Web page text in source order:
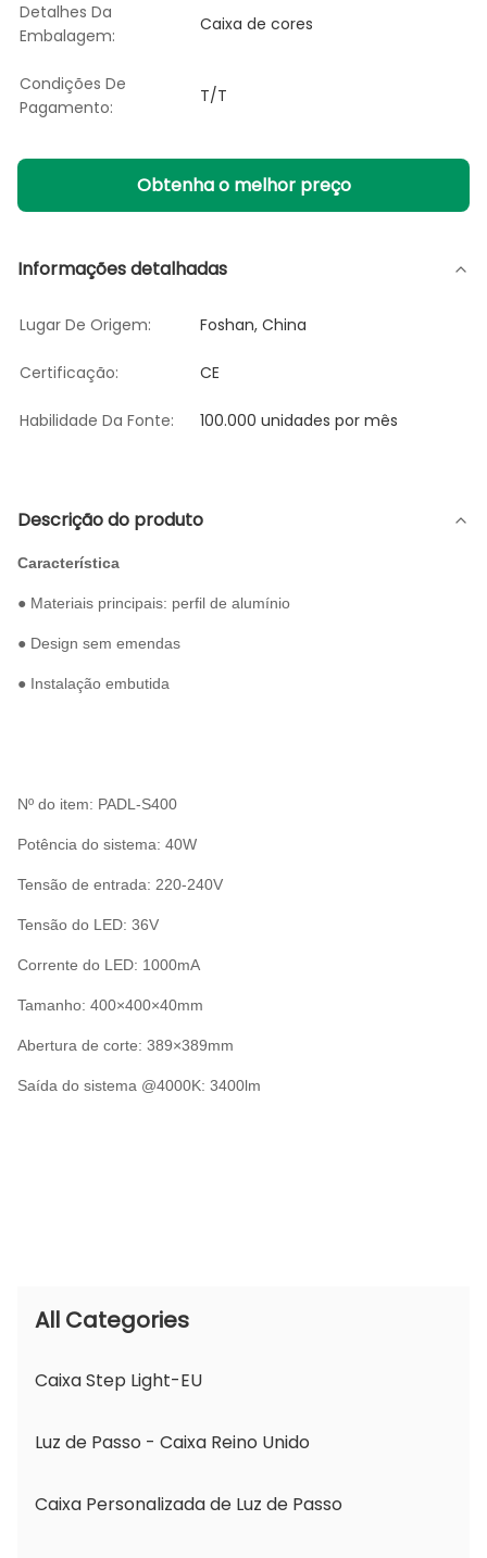
Detalhes Da
Embalagem:
Caixa de cores
Condições De
Pagamento:
T/T
Obtenha o melhor preço
Informações detalhadas
Lugar De Origem: Foshan, China
Certificação: CE
Habilidade Da Fonte: 100.000 unidades por mês
Descrição do produto
Característica
● Materiais principais: perfil de alumínio
● Design sem emendas
● Instalação embutida
Nº do item: PADL-S400
Potência do sistema: 40W
Tensão de entrada: 220-240V
Tensão do LED: 36V
Corrente do LED: 1000mA
Tamanho: 400×400×40mm
Abertura de corte: 389×389mm
Saída do sistema @4000K: 3400lm
All Categories
Caixa Step Light-EU
Luz de Passo - Caixa Reino Unido
Caixa Personalizada de Luz de Passo